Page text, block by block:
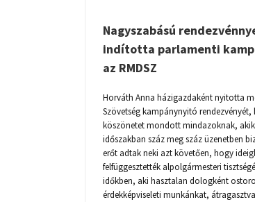
Nagyszabású
indította parlamenti
az RMDSZ
Horváth Anna házigazdaként nyitotta
Szövetség kampánynyitó rendezvényét,
köszönetet mondott mindazoknak,
időszakban száz meg száz üzenetben
erőt adtak neki azt követően, hogy
felfüggesztették alpolgármesteri
időkben, aki hasztalan dologként
érdekképviseleti munkánkat,